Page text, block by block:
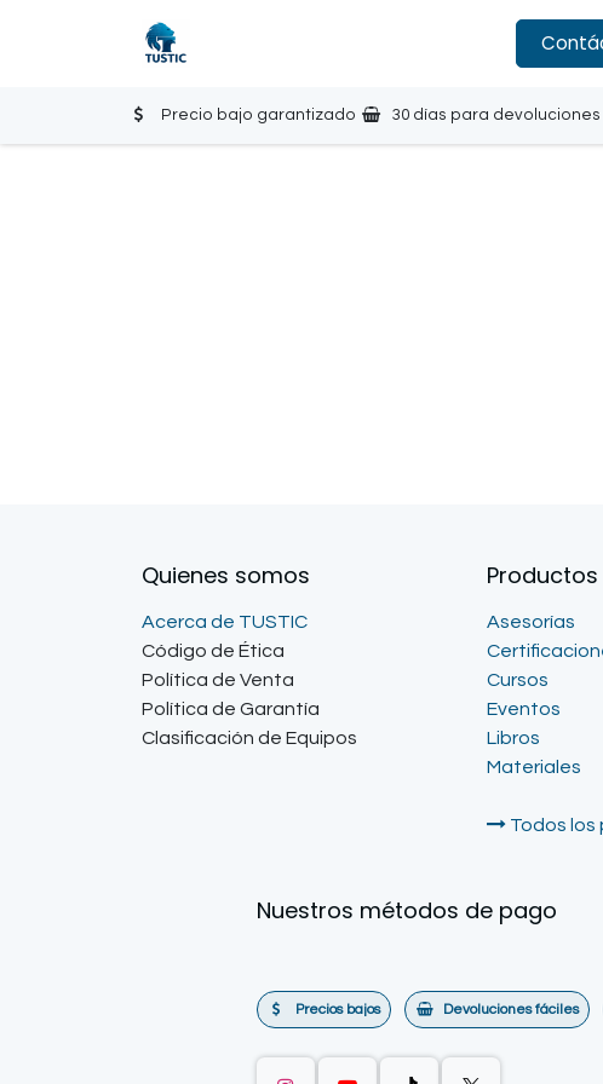
Precio bajo garantizado 30 días para devoluciones
Quienes somos
Acerca de TUSTIC
Código de Ética
Política de Venta
Política de Garantía
Clasificación de Equipos
Productos
Asesorías
Cursos
Eventos
Libros
Materiales
Todos
Nuestros métodos de pago
Precios bajos Devoluciones fáciles